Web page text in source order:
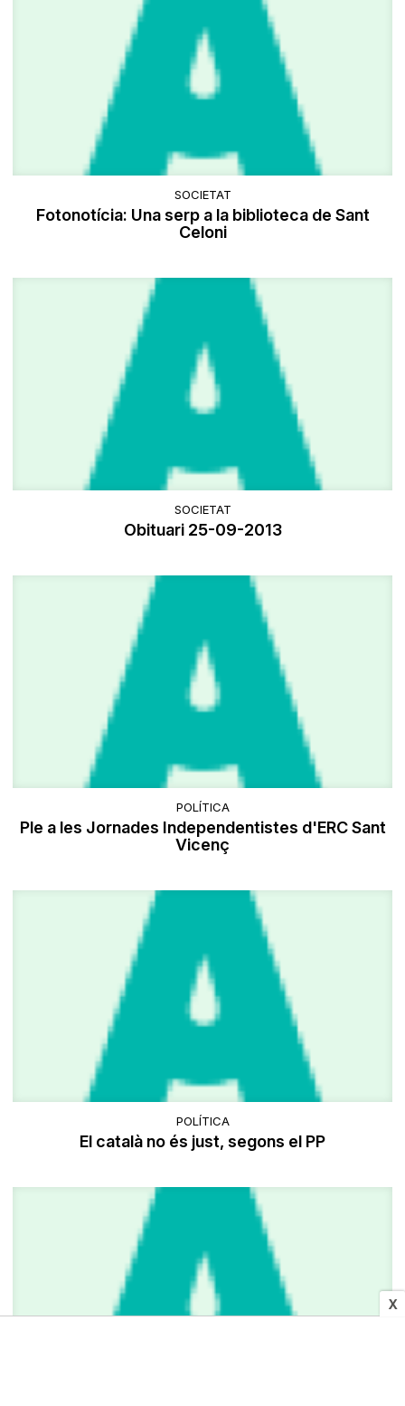
X
SOCIETAT
Fotonotícia: Una serp a la biblioteca de Sant
Celoni
SOCIETAT
Obituari 25-09-2013
POLÍTICA
Ple a les Jornades Independentistes d'ERC Sant
Vicenç
POLÍTICA
El català no és just, segons el PP